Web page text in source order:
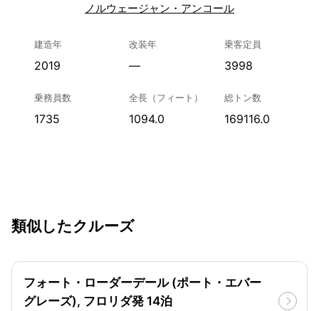
ノルウェージャン・アンコール
建造年
2019
改装年
—
乗客定員
3998
乗務員数
1735
全長（フィート）
1094.0
総トン数
169116.0
類似したクルーズ
フォート・ローダーデール (ポート・エバー
グレーズ), フロリダ発 14泊